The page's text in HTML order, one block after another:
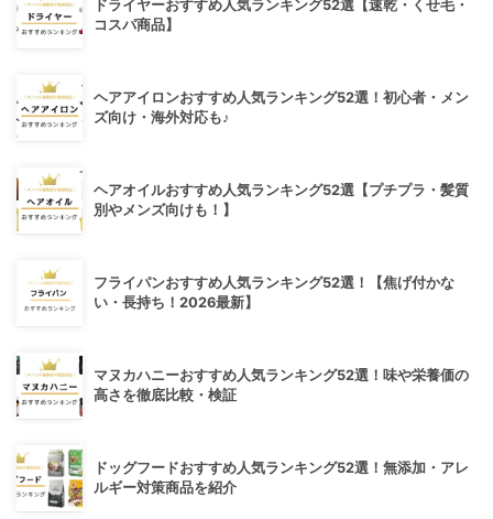
ドライヤーおすすめ人気ランキング52選【速乾・くせ毛・
コスパ商品】
ヘアアイロンおすすめ人気ランキング52選！初心者・メン
ズ向け・海外対応も♪
ヘアオイルおすすめ人気ランキング52選【プチプラ・髪質
別やメンズ向けも！】
フライパンおすすめ人気ランキング52選！【焦げ付かな
い・長持ち！2026最新】
マヌカハニーおすすめ人気ランキング52選！味や栄養価の
高さを徹底比較・検証
ドッグフードおすすめ人気ランキング52選！無添加・アレ
ルギー対策商品を紹介